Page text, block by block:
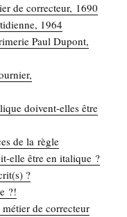
de cor­rec­teur, 1690
1964
Paul Dupont,
doivent-elles être
de la règle
elle être en italique ?
?
?!
de correcteur